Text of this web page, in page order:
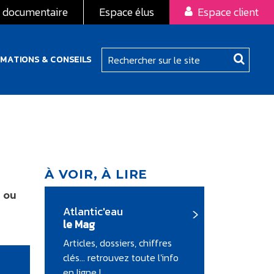
documentaire Espace élus Espace client
& CONSEILS
ou
À VOIR, À LIRE
Atlantic'eau
le Mag
Articles, dossiers, chiffres
clés... retrouvez toute l'info